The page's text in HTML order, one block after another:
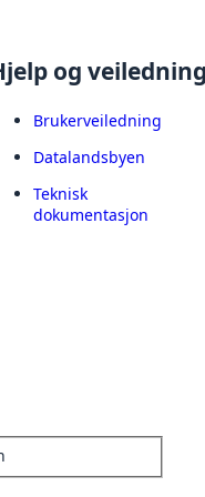
og
Brukerveiledning
Datalandsbyen
Teknisk
dokumentasjon